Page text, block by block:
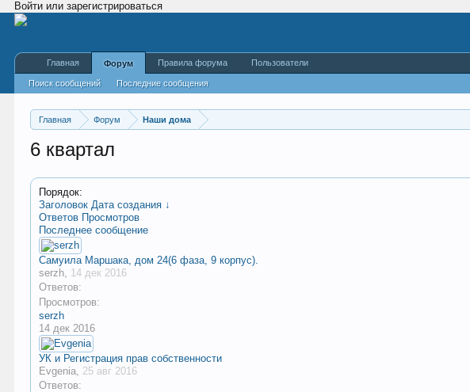
Войти или зарегистрироваться
Главная Форум Наши дома
6 квартал
Порядок:
Заголовок Дата создания ↓
Ответов Просмотров
Последнее сообщение
Самуила Маршака, дом 24(6 фаза, 9 корпус).
serzh, 14 дек 2016
Ответов:
Просмотров:
serzh
14 дек 2016
УК и Регистрация прав собственности
Evgenia, 25 авг 2016
Ответов:
Главная Форум
Поиск сообщений Последние сообщения
Правила форума Пользователи